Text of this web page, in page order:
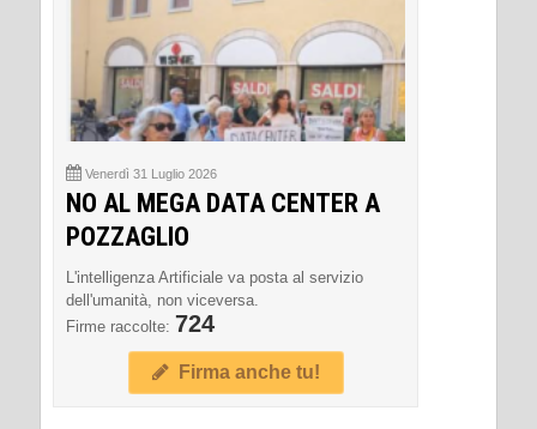
Venerdì 31 Luglio 2026
NO AL MEGA DATA CENTER A
POZZAGLIO
L'intelligenza Artificiale va posta al servizio
dell'umanità, non viceversa.
Firme raccolte: 724
Firma anche tu!